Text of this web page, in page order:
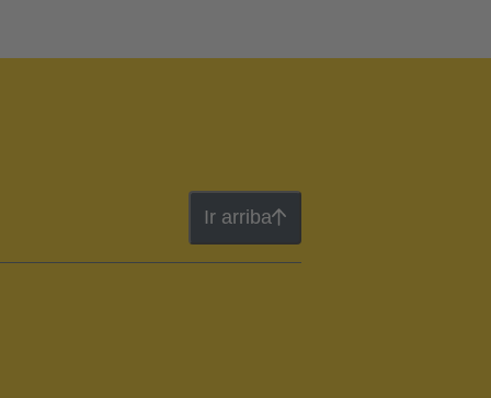
Ir arriba